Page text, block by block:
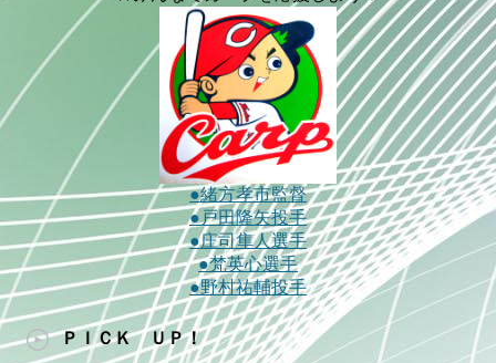
●緒方孝市監督
●戸田隆矢投手
●庄司隼人選手
●梵英心選手
●野村祐輔投手
ＰＩＣＫ ＵＰ！